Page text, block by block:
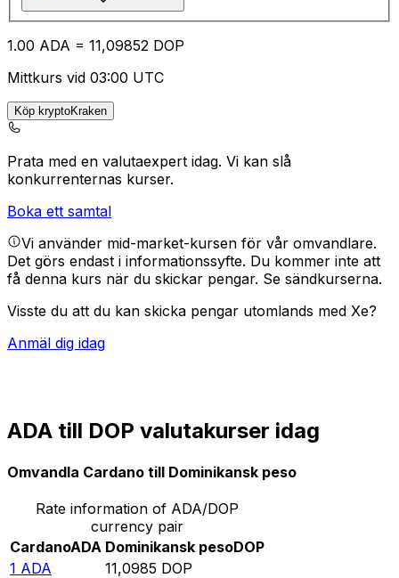
1.00 ADA = 11,09852 DOP
Mittkurs vid 03:00 UTC
Köp kryptoKraken
Prata med en valutaexpert idag. Vi kan slå
konkurrenternas kurser.
Boka ett samtal
Vi använder mid-market-kursen för vår omvandlare.
Det görs endast i informationssyfte. Du kommer inte att
få denna kurs när du skickar pengar. Se sändkurserna.
Visste du att du kan skicka pengar utomlands med Xe?
Anmäl dig idag
ADA till DOP valutakurser idag
Omvandla Cardano till Dominikansk peso
Rate information of ADA/DOP
currency pair
CardanoADA Dominikansk pesoDOP
1 ADA 11,0985 DOP